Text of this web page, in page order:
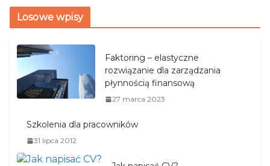
Losowe wpisy
Faktoring – elastyczne
rozwiązanie dla zarządzania
płynnością finansową
27 marca 2023
Szkolenia dla pracowników
31 lipca 2012